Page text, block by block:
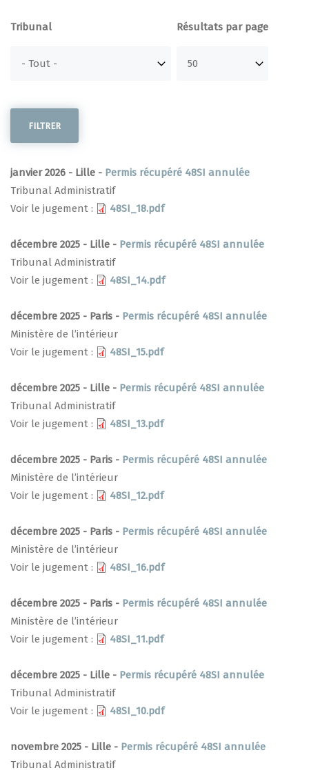
Tribunal Résultats par page
janvier 2026 - Lille - Permis récupéré 48SI annulée
Tribunal Administratif
Voir le jugement :
48SI_18.pdf
décembre 2025 - Lille - Permis récupéré 48SI annulée
Tribunal Administratif
Voir le jugement :
48SI_14.pdf
décembre 2025 - Paris - Permis récupéré 48SI annulée
Ministère de l’intérieur
Voir le jugement :
48SI_15.pdf
décembre 2025 - Lille - Permis récupéré 48SI annulée
Tribunal Administratif
Voir le jugement :
48SI_13.pdf
décembre 2025 - Paris - Permis récupéré 48SI annulée
Ministère de l’intérieur
Voir le jugement :
48SI_12.pdf
décembre 2025 - Paris - Permis récupéré 48SI annulée
Ministère de l’intérieur
Voir le jugement :
48SI_16.pdf
décembre 2025 - Paris - Permis récupéré 48SI annulée
Ministère de l’intérieur
Voir le jugement :
48SI_11.pdf
décembre 2025 - Lille - Permis récupéré 48SI annulée
Tribunal Administratif
Voir le jugement :
48SI_10.pdf
novembre 2025 - Lille - Permis récupéré 48SI annulée
Tribunal Administratif